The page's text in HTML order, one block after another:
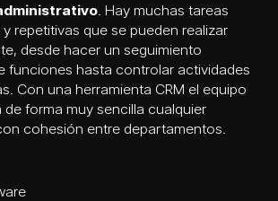
. Hay muchas tareas
repetitivas que se pueden realizar
desde hacer un seguimiento
funciones hasta controlar actividades
Con una herramienta CRM el equipo
de forma muy sencilla cualquier
cohesión entre departamentos.